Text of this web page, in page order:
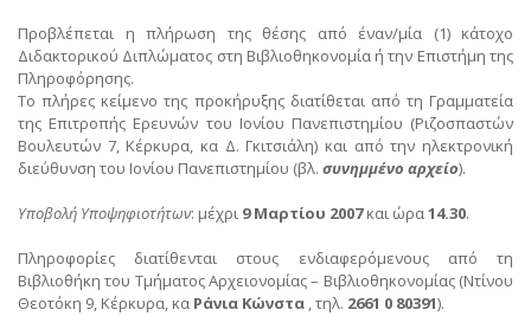
Προβλέπεται η πλήρωση της θέσης από έναν/μία (1) κάτοχο
Διδακτορικού Διπλώματος στη Βιβλιοθηκονομία ή την Επιστήμη της
Πληροφόρησης.
Το πλήρες κείμενο της προκήρυξης διατίθεται από τη Γραμματεία
της Επιτροπής Ερευνών του Ιονίου Πανεπιστημίου (Ριζοσπαστών
Βουλευτών 7, Κέρκυρα, κα Δ. Γκιτσιάλη) και από την ηλεκτρονική
διεύθυνση του Ιονίου Πανεπιστημίου (βλ. συνημμένο αρχείο).
Υποβολή Υποψηφιοτήτων: μέχρι 9 Μαρτίου 2007και ώρα14.30.
Πληροφορίες διατίθενται στους ενδιαφερόμενους από τη
Βιβλιοθήκη του Τμήματος Αρχειονομίας – Βιβλιοθηκονομίας (Ντίνου
Θεοτόκη 9, Κέρκυρα, κα Ράνια Κώνστα , τηλ. 2661 0 80391).